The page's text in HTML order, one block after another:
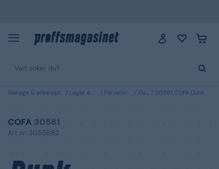
Garage & arbetsplats Lager & miljö Förvaringskärl Dunkar 30581 COFA Dunk 2,5 l, utan kapsyl
COFA 30581
Art.nr: 3055882